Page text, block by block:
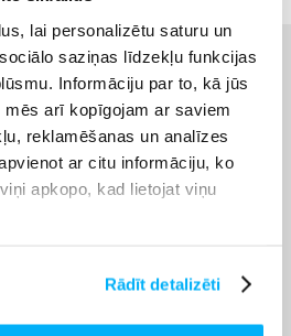
lai personalizētu saturu un
saziņas līdzekļu funkcijas
Informāciju par to, kā jūs
arī kopīgojam ar saviem
reklamēšanas un analīzes
ar citu informāciju, ko
apkopo, kad lietojat viņu
Rādīt detalizēti
Braun
Vadu